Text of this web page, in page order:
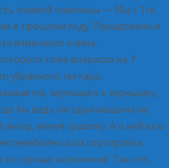
озимой пшеницы — 50ц с 1га,
в прошлом году. Порадовали и
ячменного клина,
тоже возросла на 7
убранного гектара.
зернышко к зернышку,
бы ведь ни одна машина не
ангар, минуя сушилку. А в ней всю
шла сортировка
от сорных включений. Так что,